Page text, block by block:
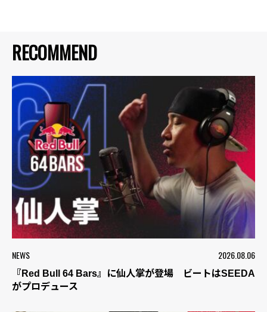
RECOMMEND
NEWS 2026.08.06
『Red Bull 64 Bars』に仙人掌が登場 ビートはSEEDA
がプロデュース